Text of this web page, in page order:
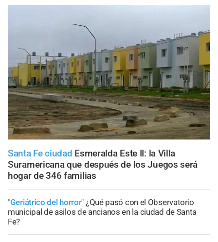
Santa Fe ciudad Esmeralda Este II: la Villa
Suramericana que después de los Juegos será
hogar de 346 familias
"Geriátrico del horror" ¿Qué pasó con el Observatorio
municipal de asilos de ancianos en la ciudad de Santa
Fe?